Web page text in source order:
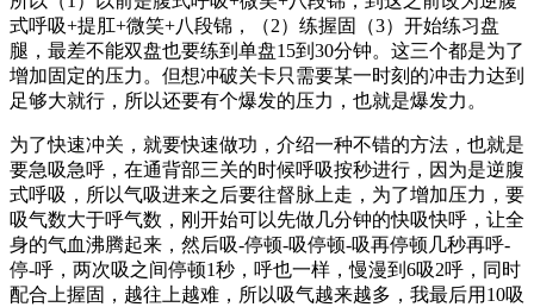
式呼吸+提肛+微笑+八段锦，（2）练握固（3）开始练习盘
腿，最差不能双盘也要练到单盘15到30分钟。这三个都是为了
增加固定的压力。但想冲破关卡只需要某一时刻的冲击力达到
足够大就行，所以还要有个爆发的压力，也就是爆发力。
为了快速冲关，就要快速做功，介绍一种不错的方法，也就是
要急吸急呼，在通背部三关的时候呼吸按秒进行，因为是逆腹
式呼吸，所以气吸进来之后要往督脉上走，为了增加压力，要
吸气数大于呼气数，刚开始可以先做几分钟的快吸快呼，让全
身的气血沸腾起来，然后吸-停顿-吸停顿-吸再停顿几秒再呼-
停-呼，两次吸之间停顿1秒，呼也一样，慢漫到6吸2呼，同时
配合上握固，越往上越难，所以吸气越来越多，我最后用10吸